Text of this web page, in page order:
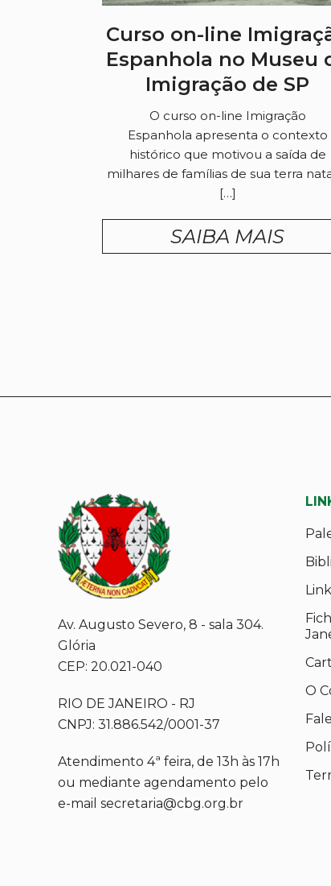
Curso on-line
Espanhola no Museu
Imigração de SP
O curso on-line Imigração
Espanhola apresenta o contexto
histórico que motivou a saída de
milhares de famílias de sua terra
[…]
SAIBA MAIS
Av. Augusto Severo, 8 - sala 304.
Glória
CEP: 20.021-040
RIO DE JANEIRO - RJ
CNPJ: 31.886.542/0001-37
Atendimento 4ª feira, de 13h às 17h
ou mediante agendamento pelo
e-mail secretaria@cbg.org.br
O